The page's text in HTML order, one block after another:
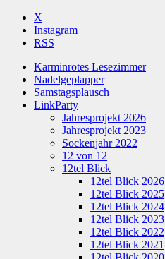
X
Instagram
RSS
Karminrotes Lesezimmer
Nadelgeplapper
Samstagsplausch
LinkParty
Jahresprojekt 2026
Jahresprojekt 2023
Sockenjahr 2022
12 von 12
12tel Blick
12tel Blick 2026
12tel Blick 2025
12tel Blick 2024
12tel Blick 2023
12tel Blick 2022
12tel Blick 2021